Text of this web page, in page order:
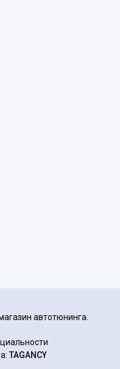
автотюнинга.
TAGANCY